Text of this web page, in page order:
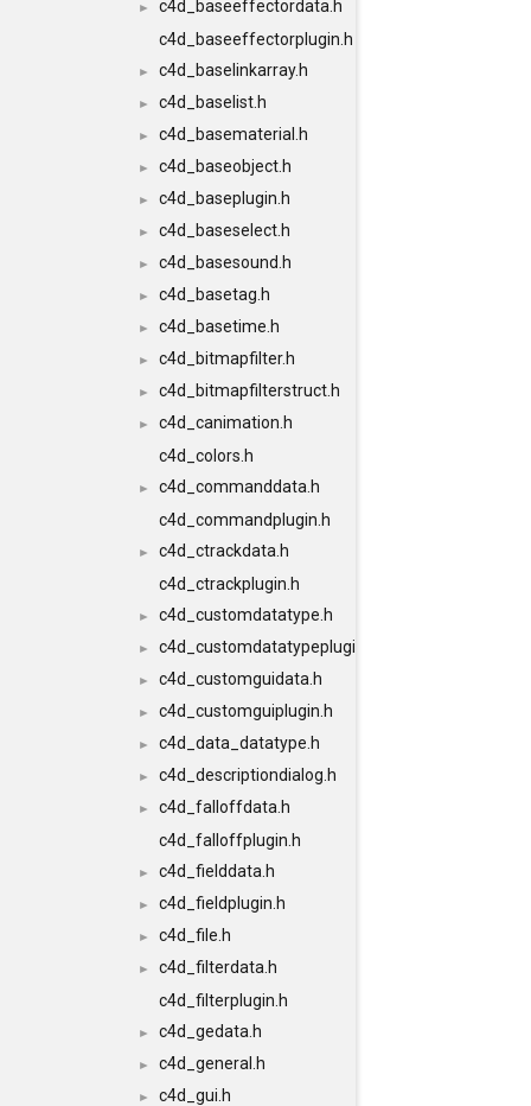
►
c4d_baseeffectordata.h
c4d_baseeffectorplugin.h
► c4d_baselinkarray.h
► c4d_baselist.h
► c4d_basematerial.h
► c4d_baseobject.h
► c4d_baseplugin.h
► c4d_baseselect.h
► c4d_basesound.h
► c4d_basetag.h
► c4d_basetime.h
► c4d_bitmapfilter.h
► c4d_bitmapfilterstruct.h
►
c4d_canimation.h
c4d_colors.h
►
c4d_commanddata.h
c4d_commandplugin.h
►
c4d_ctrackdata.h
c4d_ctrackplugin.h
► c4d_customdatatype.h
► c4d_customdatatypeplugin.h
► c4d_customguidata.h
► c4d_customguiplugin.h
► c4d_data_datatype.h
► c4d_descriptiondialog.h
►
c4d_falloffdata.h
c4d_falloffplugin.h
► c4d_fielddata.h
► c4d_fieldplugin.h
► c4d_file.h
►
c4d_filterdata.h
c4d_filterplugin.h
► c4d_gedata.h
► c4d_general.h
► c4d_gui.h